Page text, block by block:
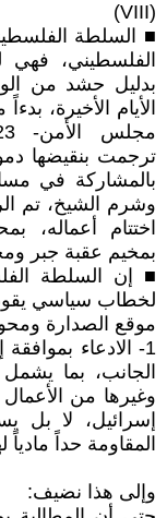
(VIII)
■ السلطة
الفلسطيني،
بدليل حشد من
الأيام الأخيرة،
وشرم الشيخ، تم
اختتام أعماله،
بمخيم عقبة جبر
■ إن السلطة
لخطاب سياسي يقوم
موقع الصدارة
1- الادعاء
الجانب، بما
وغيرها من الأعمال
إسرائيل، لا بل
المقاومة حداً مادياً
وإلى هذا نضيف: